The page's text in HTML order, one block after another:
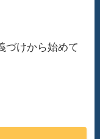
づけから始めて